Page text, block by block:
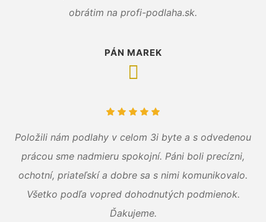
obrátim na profi-podlaha.sk.
PÁN MAREK
Položili nám podlahy v celom 3i byte a s odvedenou
prácou sme nadmieru spokojní. Páni boli precízni,
ochotní, priateľskí a dobre sa s nimi komunikovalo.
Všetko podľa vopred dohodnutých podmienok.
Ďakujeme.